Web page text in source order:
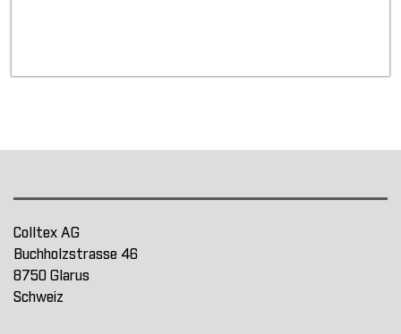
Colltex AG
Buchholzstrasse 46
8750 Glarus
Schweiz